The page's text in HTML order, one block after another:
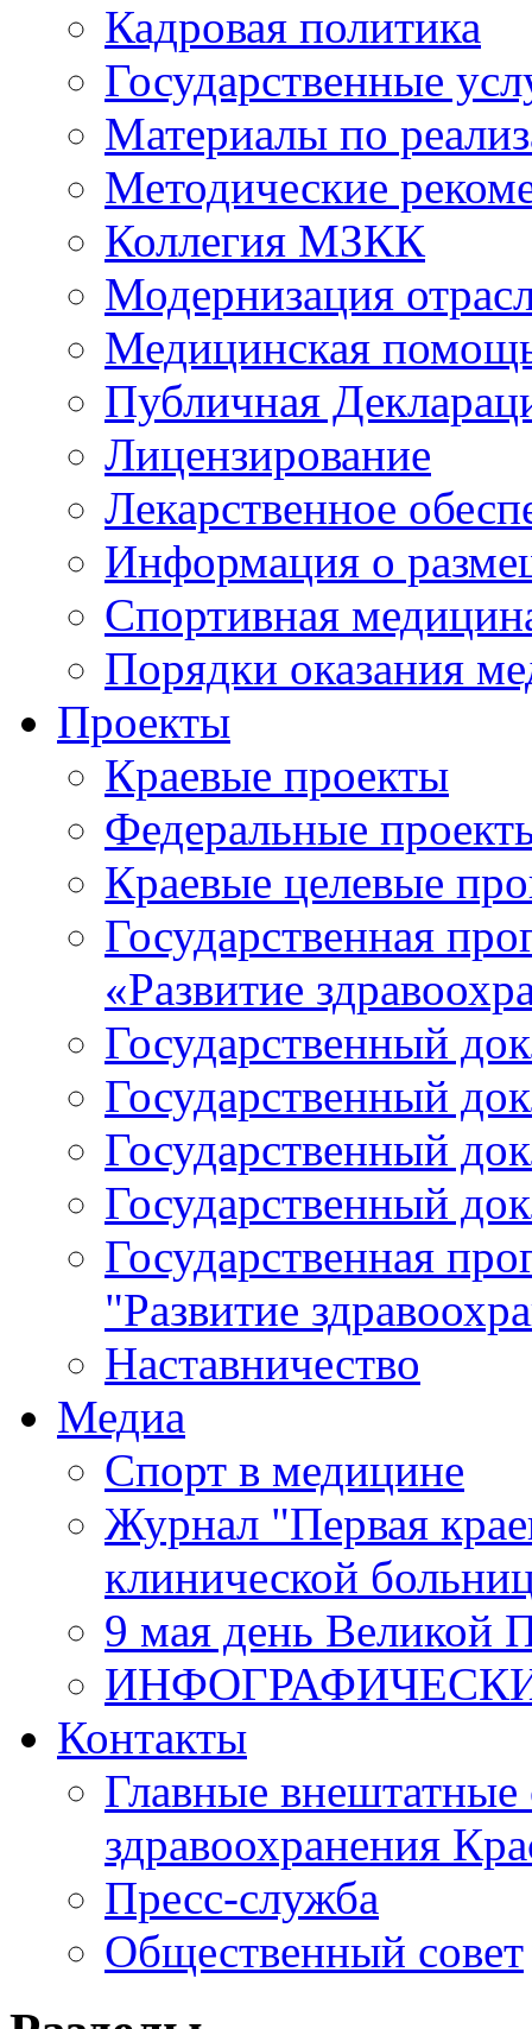
Кадровая политика
Государственные
Материалы по
Методические
Коллегия МЗКК
Модернизация
Медицинская
Публичная
Лицензирование
Лекарственное
Информация о
Спортивная
Порядки оказания
Проекты
Краевые проекты
Федеральные
Краевые целевые
Государственная
«Развитие
Государственный
Государственный
Государственный
Государственный
Государственная
"Развитие
Наставничество
Медиа
Спорт в медицине
Журнал "Первая
клинической
9 мая день Великой
Контакты
Главные внештатные
здравоохранения
Пресс-служба
Общественный совет